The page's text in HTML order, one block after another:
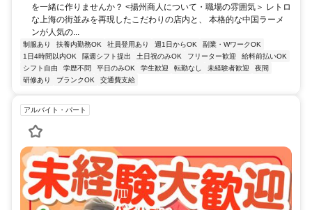
を一緒に作りませんか？ <揚州商人について・職場の雰囲気＞ レトロ
な上海の街並みを再現したこだわりの店内と、 本格的な中国ラーメ
ンが人気の...
制服あり 扶養内勤務OK 社員登用あり 週1日からOK
副業・WワークOK
1日4時間以内OK
隔週シフト提出 土日祝のみOK フリーター歓迎
給料前払いOK
シフト自由
学歴不問 平日のみOK 学生歓迎 転勤なし 未経験者歓迎
夜間
研修あり
ブランクOK 交通費支給
アルバイト・パート